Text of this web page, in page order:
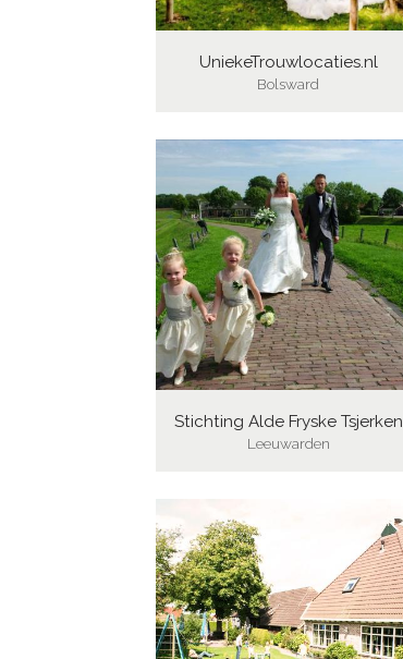
UniekeTrouwlocaties.nl
Bolsward
Stichting Alde Fryske Tsjerken
Leeuwarden